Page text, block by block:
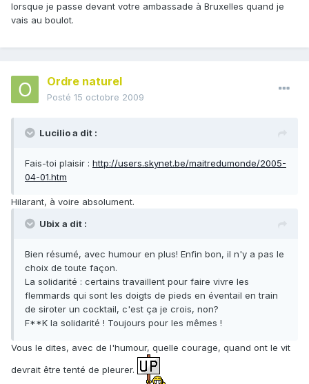
lorsque je passe devant votre ambassade à Bruxelles quand je
vais au boulot.
Ordre naturel
Posté 15 octobre 2009
Lucilio a dit :
Fais-toi plaisir : http://users.skynet.be/maitredumonde/2005-
04-01.htm
Hilarant, à voire absolument.
Ubix a dit :
Bien résumé, avec humour en plus! Enfin bon, il n'y a pas le
choix de toute façon.
La solidarité : certains travaillent pour faire vivre les
flemmards qui sont les doigts de pieds en éventail en train
de siroter un cocktail, c'est ça je crois, non?
F**K la solidarité ! Toujours pour les mêmes !
Vous le dites, avec de l'humour, quelle courage, quand ont le vit
devrait être tenté de pleurer.